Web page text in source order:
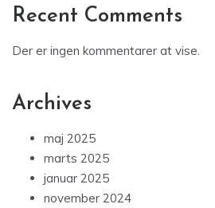
Recent Comments
Der er ingen kommentarer at vise.
Archives
maj 2025
marts 2025
januar 2025
november 2024